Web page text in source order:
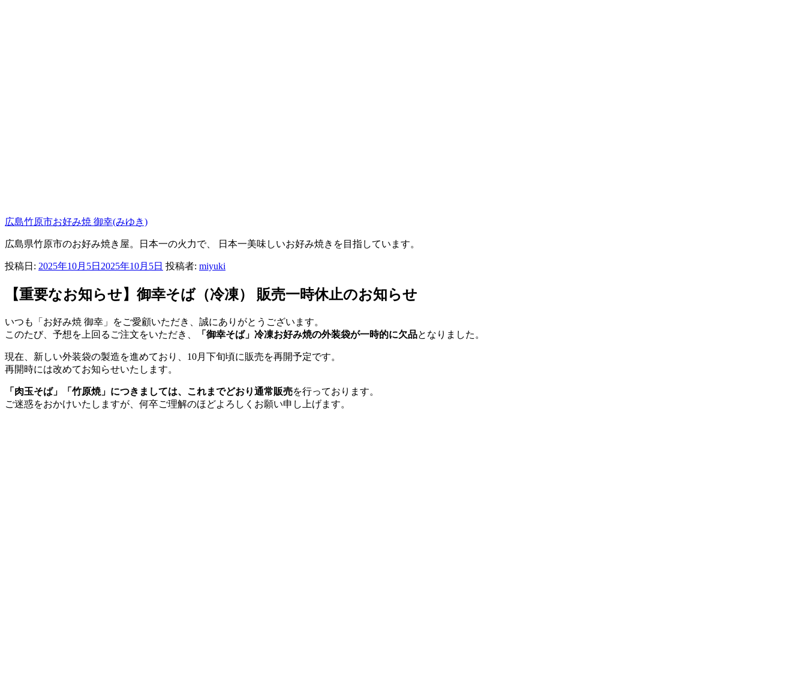
広島竹原市お好み焼 御幸(みゆき)
広島県竹原市のお好み焼き屋。日本一の火力で、 日本一美味しいお好み焼きを目指しています。
投稿日: 2025年10月5日 2025年10月5日 投稿者: miyuki
【重要なお知らせ】御幸そば（冷凍） 販売一時休止のお知らせ
いつも「お好み焼 御幸」をご愛顧いただき、誠にありがとうございます。
このたび、予想を上回るご注文をいただき、
「御幸そば」冷凍お好み焼の外装袋が一時的に欠品となりました。
現在、新しい外装袋の製造を進めており、10月下旬頃に販売を再開予定です。
再開時には改めてお知らせいたします。
「肉玉そば」「竹原焼」につきましては、これまでどおり通常販売を行っております。
ご迷惑をおかけいたしますが、何卒ご理解のほどよろしくお願い申し上げます。